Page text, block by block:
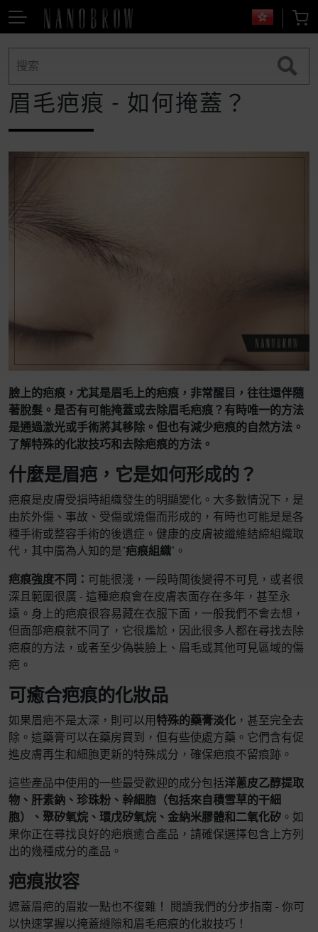
眉毛疤痕 - 如何掩蓋？
臉上的疤痕，尤其是眉毛上的疤痕，非常醒目，往往還伴隨
著脫髮。是否有可能掩蓋或去除眉毛疤痕？有時唯一的方法
是通過激光或手術將其移除。但也有減少疤痕的自然方法。
了解特殊的化妝技巧和去除疤痕的方法。
什麼是眉疤，它是如何形成的？
疤痕是皮膚受損時組織發生的明顯變化。大多數情況下，是
由於外傷、事故、受傷或燒傷而形成的，有時也可能是是各
種手術或整容手術的後遺症。健康的皮膚被纖維結締組織取
代，其中廣為人知的是“疤痕組織”。
疤痕強度不同： 可能很淺，一段時間後變得不可見，或者很
深且範圍很廣 - 這種疤痕會在皮膚表面存在多年，甚至永
遠。身上的疤痕很容易藏在衣服下面，一般我們不會去想，
但面部疤痕就不同了，它很尷尬，因此很多人都在尋找去除
疤痕的方法，或者至少偽裝臉上、眉毛或其他可見區域的傷
疤。
可癒合疤痕的化妝品
如果眉疤不是太深，則可以用特殊的藥膏淡化 ，甚至完全去
除。這藥膏可以在藥房買到，但有些使處方藥。它們含有促
進皮膚再生和細胞更新的特殊成分，確保疤痕不留痕跡。
這些產品中使用的一些最受歡迎的成分包括洋蔥皮乙醇提取
物、肝素鈉、珍珠粉、幹細胞（包括來自積雪草的干細
胞）、聚矽氧烷、環戊矽氧烷、金納米膠體和二氧化矽 。如
果你正在尋找良好的疤痕癒合產品，請確保選擇包含上方列
出的幾種成分的產品。
疤痕妝容
遮蓋眉疤的眉妝一點也不復雜！ 閱讀我們的分步指南 - 你可
以快速掌握以掩蓋縫隙和眉毛疤痕的化妝技巧！